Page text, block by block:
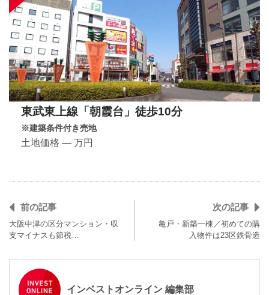
東武東上線「朝霞台」徒歩10分
※建築条件付き売地
土地価格 ― 万円
前の記事
大阪中津の区分マンション・収
支マイナスも節税…
次の記事
亀戸・新築一棟／初めての購
入物件は23区鉄骨造
インベストオンライン 編集部